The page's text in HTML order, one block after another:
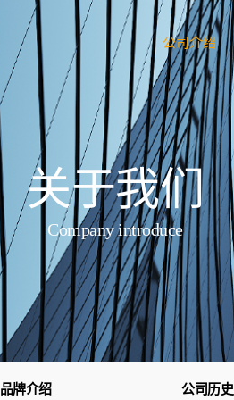
公司介绍
关于我们
Company introduce
品牌介绍 公司历史